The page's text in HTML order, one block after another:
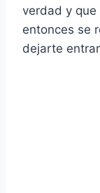
verdad y que
entonces se
dejarte